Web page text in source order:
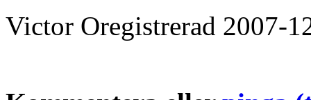
Victor Oregistrerad 2007-